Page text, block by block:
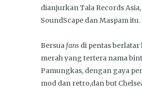
dianjurkan Tala Records Asia,
SoundScape dan Maspam itu.
Bersua fans di pentas berlatar
merah yang tertera nama
Pamungkas, dengan gaya
mod dan retro,dan but